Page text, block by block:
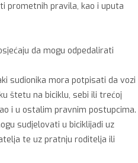
prometnih pravila, kao i uputa
da mogu odpedalirati
sudionika mora potpisati da vozi
štetu na biciklu, sebi ili trećoj
i u ostalim pravnim postupcima.
sudjelovati u biciklijadi uz
te uz pratnju roditelja ili